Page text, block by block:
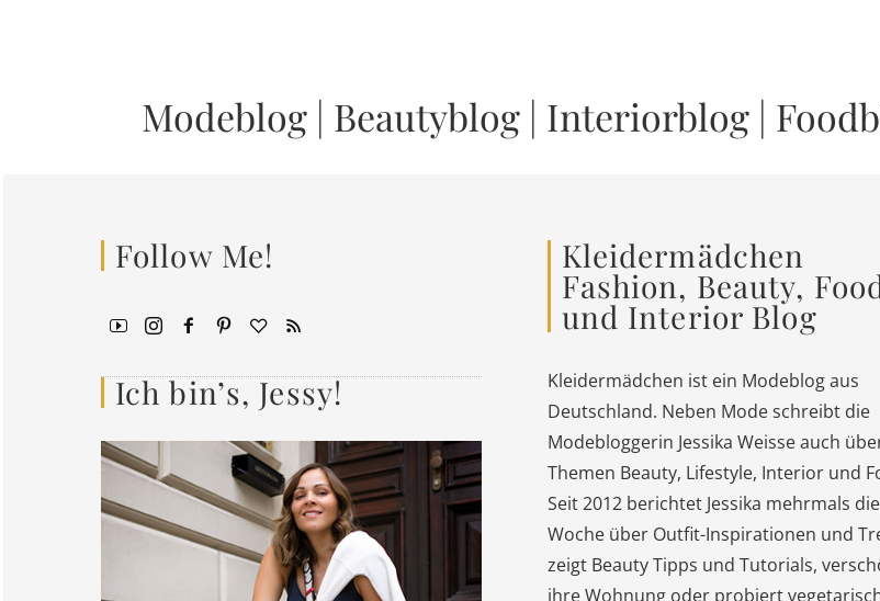
Modeblog | Beautyblog | Interiorblog |
Follow Me!
Ich bin’s, Jessy!
Kleidermädchen
Fashion, Beauty,
und Interior Blog
Kleidermädchen ist ein Modeblog aus
Deutschland. Neben Mode schreibt die
Modebloggerin Jessika Weisse auch
Themen Beauty, Lifestyle, Interior und
Seit 2012 berichtet Jessika mehrmals die
Woche über Outfit-Inspirationen und
zeigt Beauty Tipps und Tutorials,
ihre Wohnung oder probiert